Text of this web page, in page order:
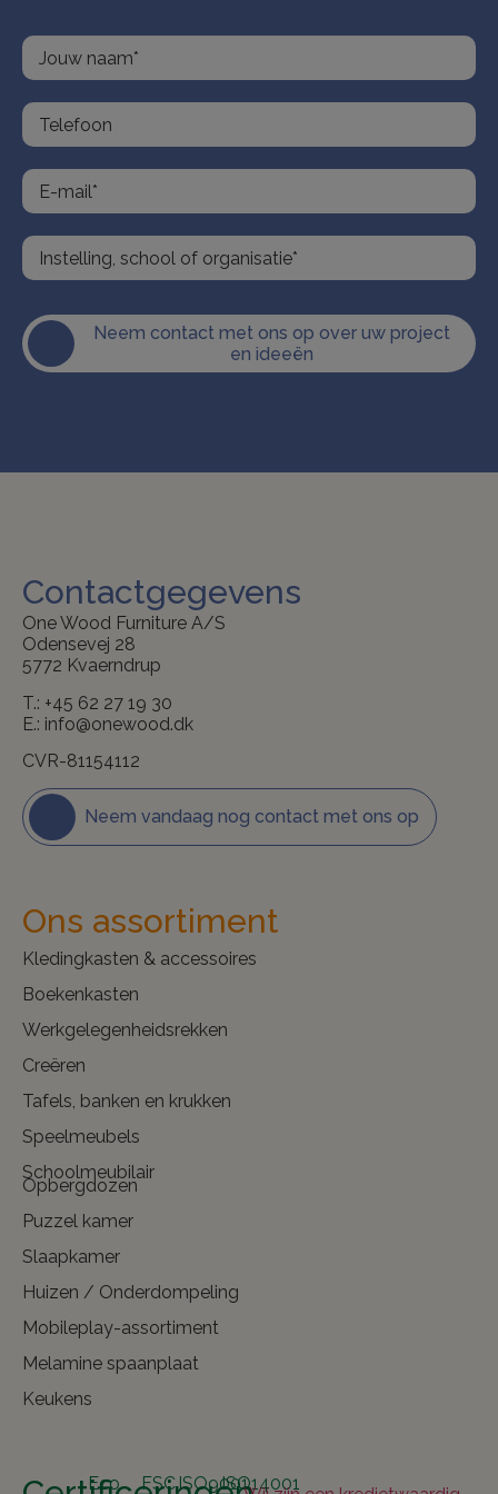
Neem contact met ons op over uw project
en ideeën
Contactgegevens
One Wood Furniture A/S
Odensevej 28
5772 Kvaerndrup
T.: +45 62 27 19 30
E.: info@onewood.dk
CVR-81154112
Neem vandaag nog contact met ons op
Ons assortiment
Kledingkasten & accessoires
Boekenkasten
Werkgelegenheidsrekken
Creëren
Tafels, banken en krukken
Speelmeubels
Schoolmeubilair
Opbergdozen
Puzzel kamer
Slaapkamer
Huizen / Onderdompeling
Mobileplay-assortiment
Melamine spaanplaat
Keukens
Eco
FSCISO9001ISO14001